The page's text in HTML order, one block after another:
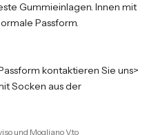
Gummieinlagen. Innen mit
Passform.
kontaktieren Sie uns>
Socken aus der
und Mogliano V.to